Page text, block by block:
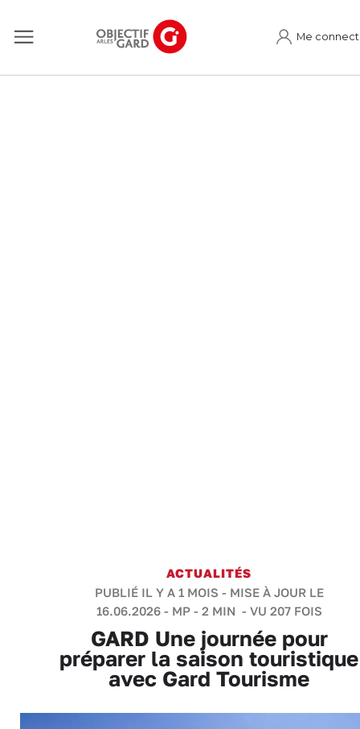
Me
ACTUALITÉS
PUBLIÉ IL Y A 1 MOIS - MISE À JOUR LE
16.06.2026 - MP- 2 MIN - VU 207 FOIS
GARD Une journée pour
préparer la saison touristique
avec Gard Tourisme